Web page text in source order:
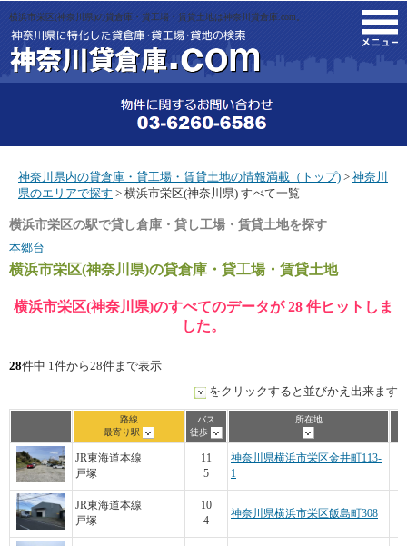
横浜市栄区(神奈川県)の貸倉庫・貸工場・賃貸土地は神奈川貸倉庫.com。
神奈川県内の貸倉庫・貸工場・賃貸土地の情報満載（トップ) > 神奈川
県のエリアで探す > 横浜市栄区(神奈川県) すべて一覧
横浜市栄区の駅で貸し倉庫・貸し工場・賃貸土地を探す
本郷台
横浜市栄区(神奈川県)の貸倉庫・貸工場・賃貸土地
横浜市栄区(神奈川県)のすべてのデータが 28 件ヒットしま
した。
28件中 1件から28件まで表示
をクリックすると並びかえ出来ます
路線
最寄り駅
バス
徒歩
所在地
JR東海道本線
戸塚
11
5
神奈川県横浜市栄区金井町113-
1
JR東海道本線
戸塚
10
4
神奈川県横浜市栄区飯島町308